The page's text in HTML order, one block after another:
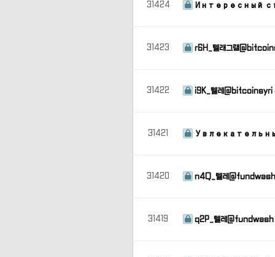
31424 Интересный
31423 r6H_텔래그램
31422 i9K_텔레@bitcoinsyri
31421
31420 n4Q_텔레@fundwash
31419 q2P_텔레@fundwash